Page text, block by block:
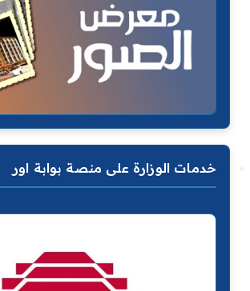
خدمات الوزارة على منصة بوابة اور